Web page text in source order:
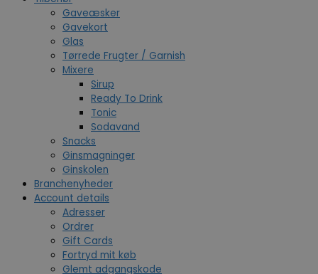
Gaveæsker
Gavekort
Glas
Tørrede Frugter / Garnish
Mixere
Sirup
Ready To Drink
Tonic
Sodavand
Snacks
Ginsmagninger
Ginskolen
Branchenyheder
Account details
Adresser
Ordrer
Gift Cards
Fortryd mit køb
Glemt adgangskode